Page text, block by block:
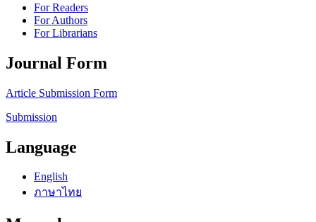
For Readers
For Authors
For Librarians
Journal Form
Article Submission Form
Submission
Language
English
ภาษาไทย